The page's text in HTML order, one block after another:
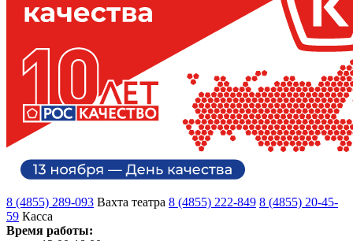
8 (4855) 289-093 Вахта театра 8 (4855) 222-849 8 (4855) 20-45-
59 Касса
Время работы: